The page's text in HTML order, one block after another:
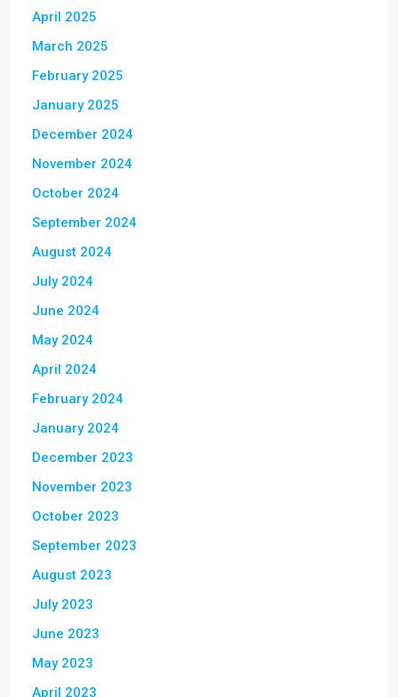
April 2025
March 2025
February 2025
January 2025
December 2024
November 2024
October 2024
September 2024
August 2024
July 2024
June 2024
May 2024
April 2024
February 2024
January 2024
December 2023
November 2023
October 2023
September 2023
August 2023
July 2023
June 2023
May 2023
April 2023